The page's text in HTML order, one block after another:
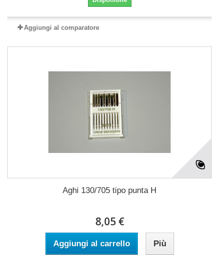
Aggiungi al comparatore
Aghi 130/705 tipo punta H
8,05 €
Aggiungi al carrello Più